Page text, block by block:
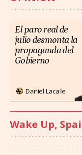
El paro real de
julio desmonta la
propaganda del
Gobierno
Daniel Lacalle
Wake Up,